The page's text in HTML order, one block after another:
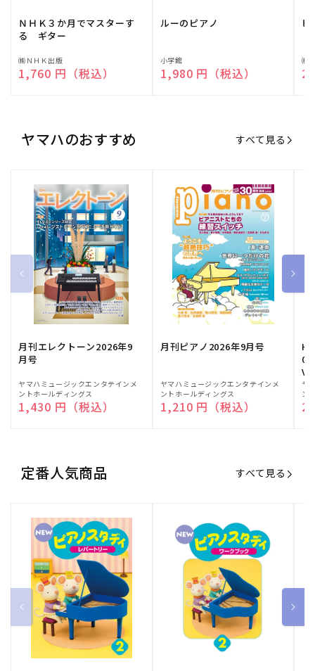
ＮＨＫ３か月でマスターす
る ギター
販
売
㈱ＮＨＫ出版
通常価格
1,760 円（税込）
ルーのピアノ
販
売
小学館
通常価格
1,980 円（税込）
ピ
販
売
㈱
ヤマハのおすすめ すべて見る
月刊エレクトーン2026年9
月号
販
売
元:
ヤマハミュージックエンタテインメ
ントホールディングス
通常価格
1,430 円（税込）
月刊ピアノ2026年9月号
販
売
元:
ヤマハミュージックエンタテインメ
ントホールディングス
通常価格
1,210 円（税込）
販
売
元:
ヤ
ン
定番人気商品 すべて見る